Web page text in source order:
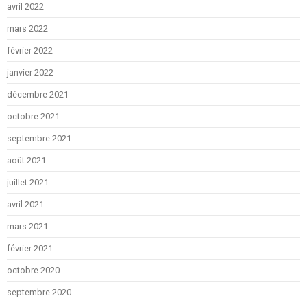
avril 2022
mars 2022
février 2022
janvier 2022
décembre 2021
octobre 2021
septembre 2021
août 2021
juillet 2021
avril 2021
mars 2021
février 2021
octobre 2020
septembre 2020